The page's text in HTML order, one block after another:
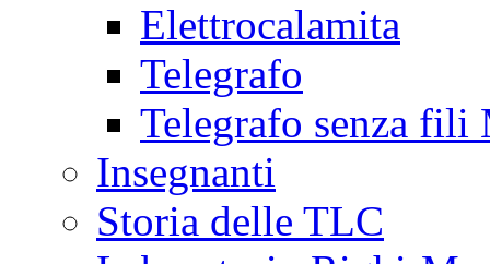
Elettrocalamita
Telegrafo
Telegrafo senza fili
Insegnanti
Storia delle TLC